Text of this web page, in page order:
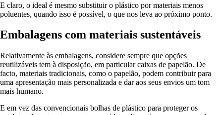
E claro, o ideal é mesmo substituir o plástico por materiais menos
poluentes, quando isso é possível, o que nos leva ao próximo ponto.
Embalagens com materiais sustentáveis
Relativamente às embalagens, considere sempre que opções
reutilizáveis tem à disposição, em particular caixas de papelão. De
facto, materiais tradicionais, como o papelão, podem contribuir para
uma apresentação mais personalizada e dar aos seus envios um tom
mais humano.
E em vez das convencionais bolhas de plástico para proteger os